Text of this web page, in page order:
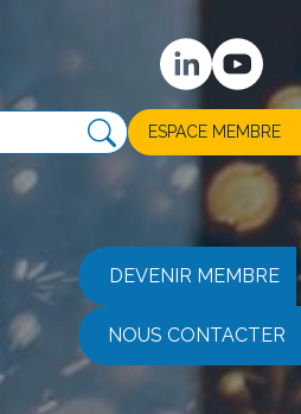
DEVENIR MEMBRE
NOUS CONTACTER
ESPACE MEMBRE